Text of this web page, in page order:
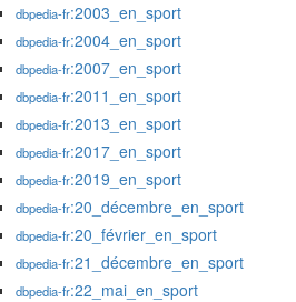
dbpedia-fr:2003_en_sport
dbpedia-fr:2004_en_sport
dbpedia-fr:2007_en_sport
dbpedia-fr:2011_en_sport
dbpedia-fr:2013_en_sport
dbpedia-fr:2017_en_sport
dbpedia-fr:2019_en_sport
dbpedia-fr:20_décembre_en_sport
dbpedia-fr:20_février_en_sport
dbpedia-fr:21_décembre_en_sport
dbpedia-fr:22_mai_en_sport